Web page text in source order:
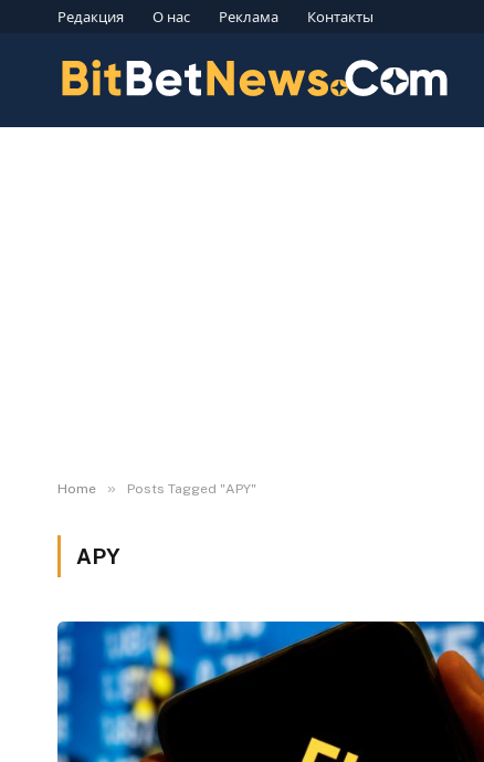
Редакция О нас Реклама Контакты
Home » Posts Tagged "APY"
APY